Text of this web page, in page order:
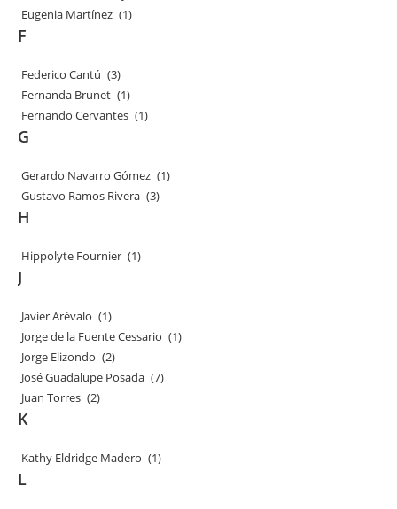
Eugenia Martínez (1)
F
Federico Cantú (3)
Fernanda Brunet (1)
Fernando Cervantes (1)
G
Gerardo Navarro Gómez (1)
Gustavo Ramos Rivera (3)
H
Hippolyte Fournier (1)
J
Javier Arévalo (1)
Jorge de la Fuente Cessario (1)
Jorge Elizondo (2)
José Guadalupe Posada (7)
Juan Torres (2)
K
Kathy Eldridge Madero (1)
L